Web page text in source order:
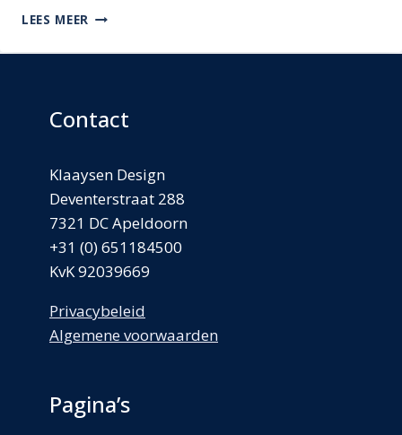
LEES MEER BONBONSPECIALS:
MET
Contact
Klaaysen Design
Deventerstraat 288
7321 DC Apeldoorn
+31 (0) 651184500
KvK 92039669
Privacybeleid
Algemene voorwaarden
Pagina’s